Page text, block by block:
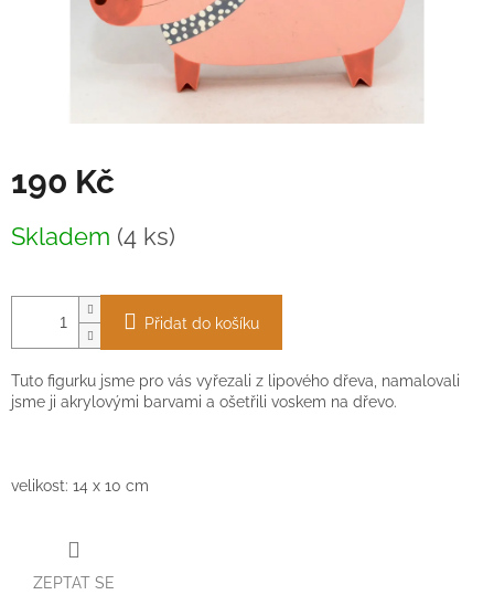
190 Kč
cena:
Skladem (4 ks)
Přidat do košíku
Tuto figurku jsme pro vás vyřezali z lipového dřeva, namalovali
jsme ji akrylovými barvami a ošetřili voskem na dřevo.
velikost: 14 x 10 cm
ZEPTAT SE